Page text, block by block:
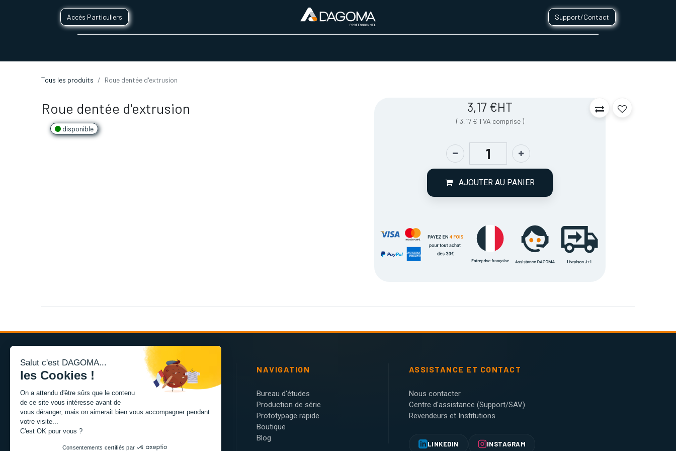
Accès Particuliers Support/Contact
Tous les produits Roue dentée d'extrusion
Roue dentée d'extrusion
disponible
3,17 €HT
( 3,17€ TVA comprise )
AJOUTER AU PANIER
L'expertise de la fabrication additive francaise, au service
de vos projets.
TISSEL
84 avenue de la Fosse aux Chenes
59100 Roubaix, France
NAVIGATION
Bureau d'études
Production de série
Prototypage rapide
Boutique
Blog
ASSISTANCE ET CONTACT
Nous contacter
Centre d'assistance (Support/SAV)
Revendeurs et Institutions
LINKEDIN INSTAGRAM
Salut c'est DAGOMA...
les Cookies !
On a attendu d'être sûrs que le contenu
de ce site vous intéresse avant de
vous déranger, mais on aimerait bien vous accompagner pendant
votre visite...
C'est OK pour vous ?
Consentements certifiés par